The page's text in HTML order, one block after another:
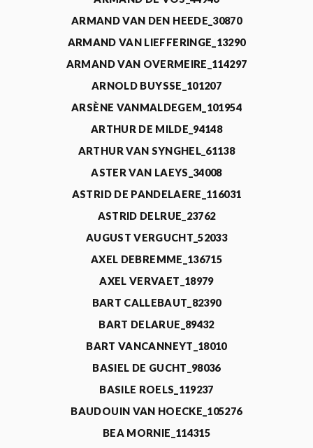
ARMAND VAN DEN HEEDE_30870
ARMAND VAN LIEFFERINGE_13290
ARMAND VAN OVERMEIRE_114297
ARNOLD BUYSSE_101207
ARSÈNE VANMALDEGEM_101954
ARTHUR DE MILDE_94148
ARTHUR VAN SYNGHEL_61138
ASTER VAN LAEYS_34008
ASTRID DE PANDELAERE_116031
ASTRID DELRUE_23762
AUGUST VERGUCHT_52033
AXEL DEBREMME_136715
AXEL VERVAET_18979
BART CALLEBAUT_82390
BART DELARUE_89432
BART VANCANNEYT_18010
BASIEL DE GUCHT_98036
BASILE ROELS_119237
BAUDOUIN VAN HOECKE_105276
BEA MORNIE_114315